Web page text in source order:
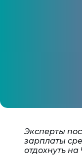
Эксперты
зарплаты
отдохнуть